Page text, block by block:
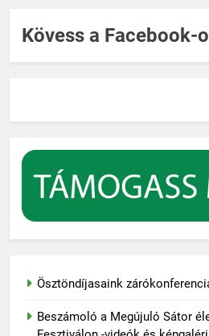
Kövess a Facebook-
Ösztöndíjasaink
Beszámoló a Megújuló Sátor